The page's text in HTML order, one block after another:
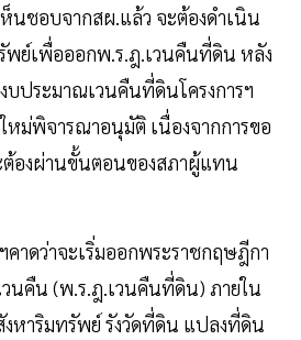
นชอบจากสผ.แล้ว จะต้องดำเนิน
พย์เพื่อออกพ.ร.ฎ.เวนคืนที่ดิน หลัง
บประมาณเวนคืนที่ดินโครงการฯ
หม่พิจารณาอนุมัติ เนื่องจากการขอ
ต้องผ่านขั้นตอนของสภาผู้แทน
คาดว่าจะเริ่มออกพระราชกฤษฎีกา
นคืน (พ.ร.ฎ.เวนคืนที่ดิน) ภายใน
หาริมทรัพย์ รังวัดที่ดิน แปลงที่ดิน